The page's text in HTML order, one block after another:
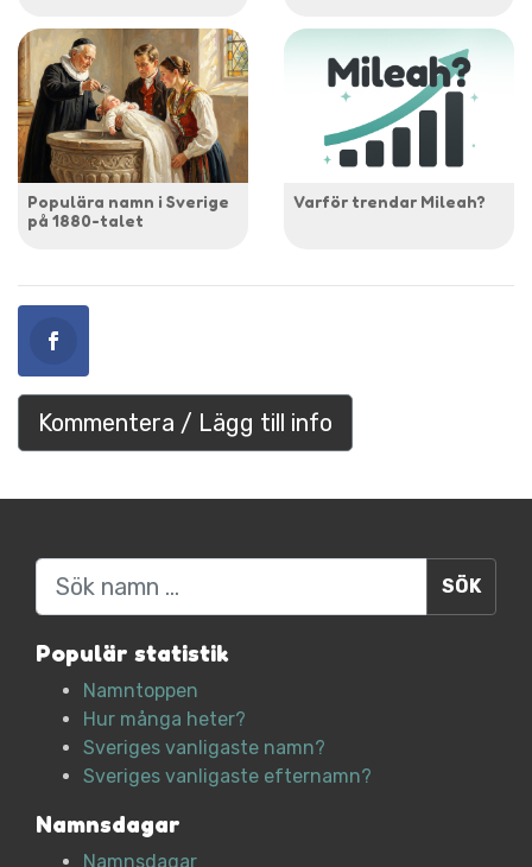
Populära namn i Sverige
på 1880-talet
Varför trendar Mileah?
Kommentera / Lägg till info
Sök
Populär statistik
Namntoppen
Hur många heter?
Sveriges vanligaste namn?
Sveriges vanligaste efternamn?
Namnsdagar
Namnsdagar